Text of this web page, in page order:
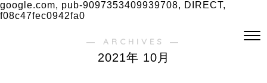
google.com, pub-9097353409939708, DIRECT,
f08c47fec0942fa0
― ARCHIVES ―
2021年 10月